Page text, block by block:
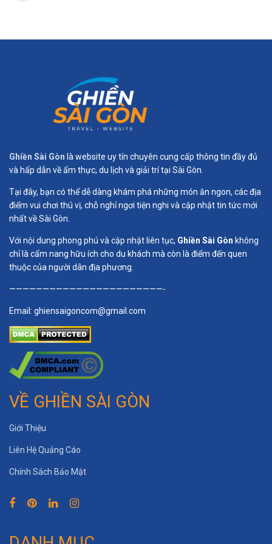
Ghiền Sài Gòn là website uy tín chuyên cung cấp thông tin đầy đủ
và hấp dẫn về ẩm thực, du lịch và giải trí tại Sài Gòn.
Tại đây, bạn có thể dễ dàng khám phá những món ăn ngon, các địa
điểm vui chơi thú vị, chỗ nghỉ ngơi tiện nghi và cập nhật tin tức mới
nhất về Sài Gòn.
Với nội dung phong phú và cập nhật liên tục, Ghiền Sài Gòn không
chỉ là cẩm nang hữu ích cho du khách mà còn là điểm đến quen
thuộc của người dân địa phương.
———————————————————————-
Email: ghiensaigoncom@gmail.com
VỀ GHIỀN SÀI GÒN
Giới Thiệu
Liên Hệ Quảng Cáo
Chính Sách Bảo Mật